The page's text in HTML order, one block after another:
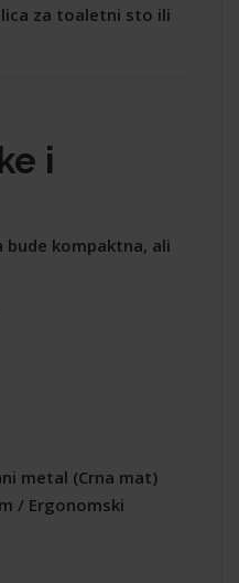
za toaletni sto ili
i
bude kompaktna, ali
metal (Crna mat)
/ Ergonomski